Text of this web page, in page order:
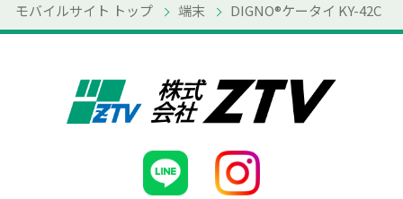
モバイルサイト トップ 端末 DIGNO®ケータイ KY-42C